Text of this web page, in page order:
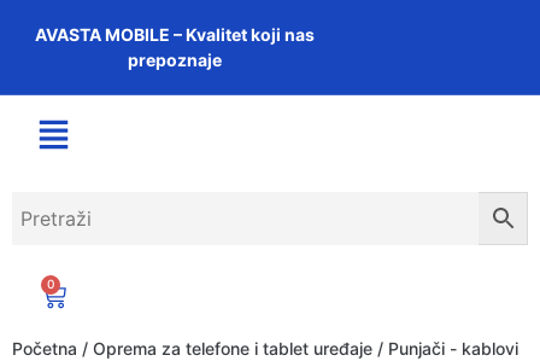
AVASTA MOBILE – Kvalitet koji nas
prepoznaje
0
Početna / Oprema za telefone i tablet uređaje / Punjači - kablovi